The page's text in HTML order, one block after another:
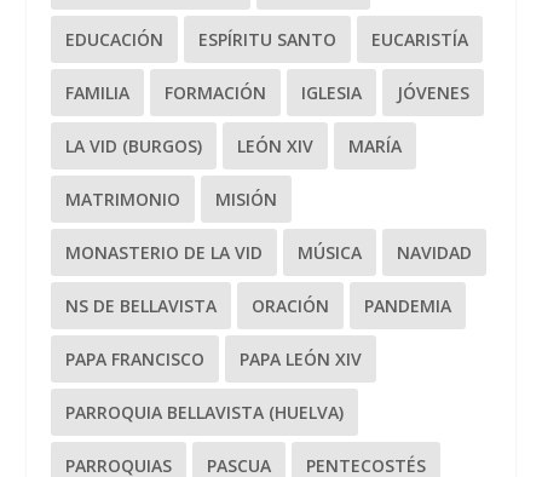
EDUCACIÓN ESPÍRITU SANTO EUCARISTÍA
FAMILIA FORMACIÓN IGLESIA JÓVENES
LA VID (BURGOS) LEÓN XIV MARÍA
MATRIMONIO MISIÓN
MONASTERIO DE LA VID MÚSICA NAVIDAD
NS DE BELLAVISTA ORACIÓN PANDEMIA
PAPA FRANCISCO PAPA LEÓN XIV
PARROQUIA BELLAVISTA (HUELVA)
PARROQUIAS PASCUA PENTECOSTÉS